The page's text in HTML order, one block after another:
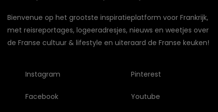
Bienvenue op het grootste inspiratieplatform voor Frankrijk,
met reisreportages, logeeradresjes, nieuws en weetjes over
de Franse cultuur & lifestyle en uiteraard de Franse keuken!
Instagram
Facebook
Pinterest
Youtube